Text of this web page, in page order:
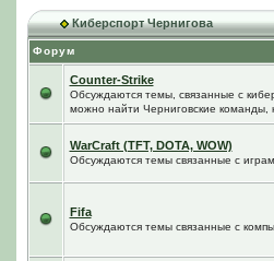
Киберспорт Чернигова
Форум
Counter-Strike
Обсуждаются темы, связанные с
можно найти Черниговские команды,
WarCraft (TFT, DOTA, WOW)
Обсуждаются темы связанные с
Fifa
Обсуждаются темы связанные с